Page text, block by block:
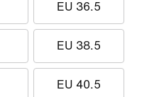
EU 36.5
EU 38.5
EU 40.5